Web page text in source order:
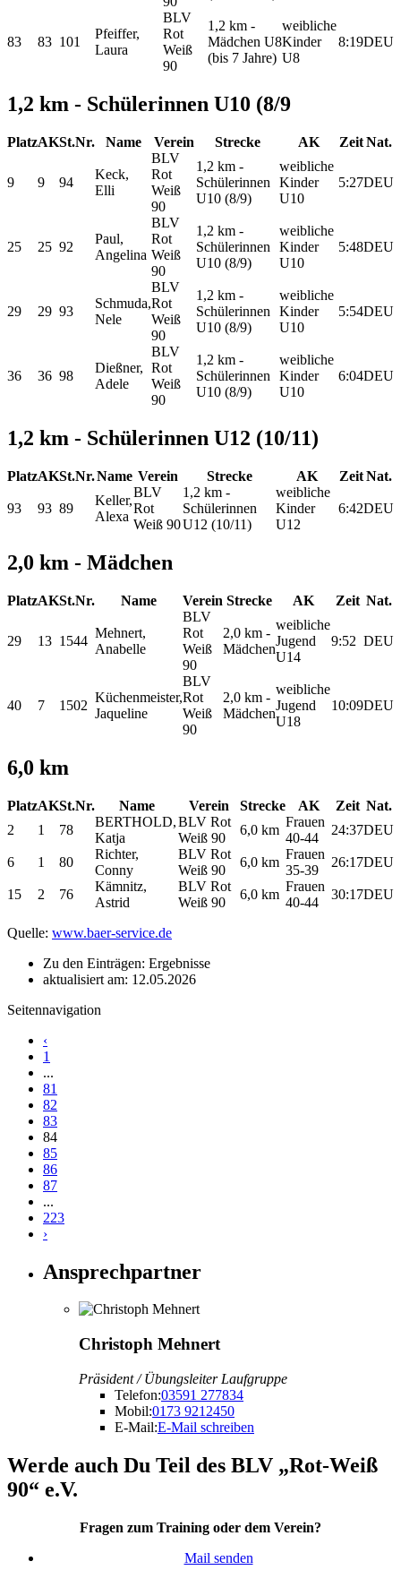
83 83 101
Pfeiffer,
Laura
BLV
Rot
Weiß
90
1,2 km -
Mädchen U8
(bis 7 Jahre)
weibliche
Kinder
U8
8:19DEU
1,2 km - Schülerinnen U10 (8/9
PlatzAKSt.Nr. Name Verein Strecke AK Zeit Nat.
9 9 94
Keck,
Elli
BLV
Rot
Weiß
90
1,2 km -
Schülerinnen
U10 (8/9)
weibliche
Kinder
U10
5:27DEU
25 25 92
Paul,
Angelina
BLV
Rot
Weiß
90
1,2 km -
Schülerinnen
U10 (8/9)
weibliche
Kinder
U10
5:48DEU
29 29 93
Schmuda,
Nele
BLV
Rot
Weiß
90
1,2 km -
Schülerinnen
U10 (8/9)
weibliche
Kinder
U10
5:54DEU
36 36 98
Dießner,
Adele
BLV
Rot
Weiß
90
1,2 km -
Schülerinnen
U10 (8/9)
weibliche
Kinder
U10
6:04DEU
1,2 km - Schülerinnen U12 (10/11)
PlatzAKSt.Nr.Name Verein Strecke AK Zeit Nat.
93 93 89
Keller,
Alexa
BLV
Rot
Weiß 90
1,2 km -
Schülerinnen
U12 (10/11)
weibliche
Kinder
U12
6:42DEU
2,0 km - Mädchen
PlatzAKSt.Nr. Name Verein Strecke AK Zeit Nat.
29 13 1544
Mehnert,
Anabelle
BLV
Rot
Weiß
90
2,0 km -
Mädchen
weibliche
Jugend
U14
9:52 DEU
40 7 1502
Küchenmeister,
Jaqueline
BLV
Rot
Weiß
90
2,0 km -
Mädchen
weibliche
Jugend
U18
10:09DEU
6,0 km
PlatzAKSt.Nr. Name Verein Strecke AK Zeit Nat.
2
1 78
BERTHOLD,
Katja
BLV Rot
Weiß 90
6,0 km
Frauen
40-44
24:37DEU
6 1 80
Richter,
Conny
BLV Rot
Weiß 90
6,0 km
Frauen
35-39
26:17DEU
15 2 76
Kämnitz,
Astrid
BLV Rot
Weiß 90
6,0 km
Frauen
40-44
30:17DEU
Quelle: www.baer-service.de
Zu den Einträgen: Ergebnisse
aktualisiert am: 12.05.2026
Seitennavigation
‹
1
...
81
82
83
84
85
86
87
...
223
›
Ansprechpartner
Christoph Mehnert
Präsident / Übungsleiter Laufgruppe
Telefon:03591 277834
Mobil:0173 9212450
E-Mail:E-Mail schreiben
Werde auch Du Teil des BLV „Rot-Weiß
90“ e.V.
Fragen zum Training oder dem Verein?
Mail senden